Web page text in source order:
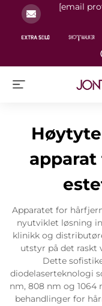
[email
Apparatet for
nyutviklet løsning
klinikk og
utstyr på det raskt
Dette
diodelaserteknologi
nm, 808 nm og 1064
behandlinger for